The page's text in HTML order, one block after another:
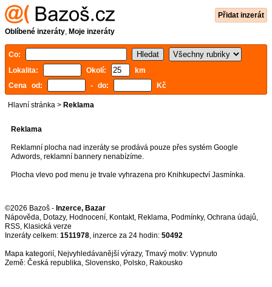
Přidat inzerát
Oblíbené inzeráty, Moje inzeráty
Co:
Lokalita:
Okolí:
km
Cena od:
- do: Kč
Hlavní stránka > Reklama
Reklama
Reklamní plocha nad inzeráty se prodává pouze přes systém Google
Adwords, reklamní bannery nenabízíme.
Plocha vlevo pod menu je trvale vyhrazena pro Knihkupectví Jasmínka.
©2026 Bazoš - Inzerce, Bazar
Nápověda, Dotazy, Hodnocení, Kontakt, Reklama, Podmínky, Ochrana údajů,
RSS,
Inzeráty celkem: 1511978, inzerce za 24 hodin: 50492
Mapa kategorií, Nejvyhledávanější výrazy, Tmavý motiv:
Země: Česká republika, Slovensko, Polsko, Rakousko